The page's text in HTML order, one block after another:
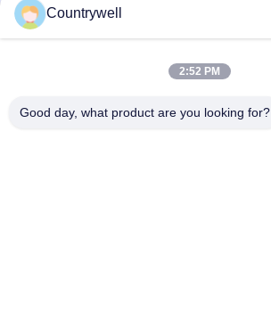
HUBUNGI KAMI
Countrywell
2:52 PM
Good day, what product are you looking for?